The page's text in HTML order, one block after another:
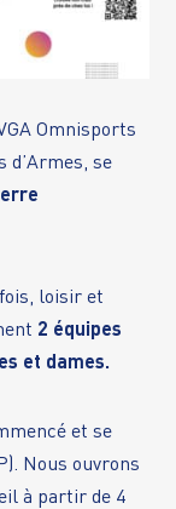
Omnisports
d’Armes, se
loisir et
2 équipes
et dames.
et se
Nous ouvrons
à partir de 4